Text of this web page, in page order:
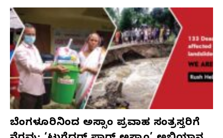
ಬೆಂಗಳೂರಿನಿಂದ ಅಸ್ಸಾಂ ಪ್ರವಾಹ ಸಂತ್ರಸ್ತರಿಗೆ